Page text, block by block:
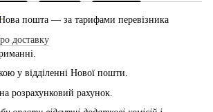
— за тарифами перевізника
доставку
у відділенні Нової пошти.
розрахунковий рахунок.